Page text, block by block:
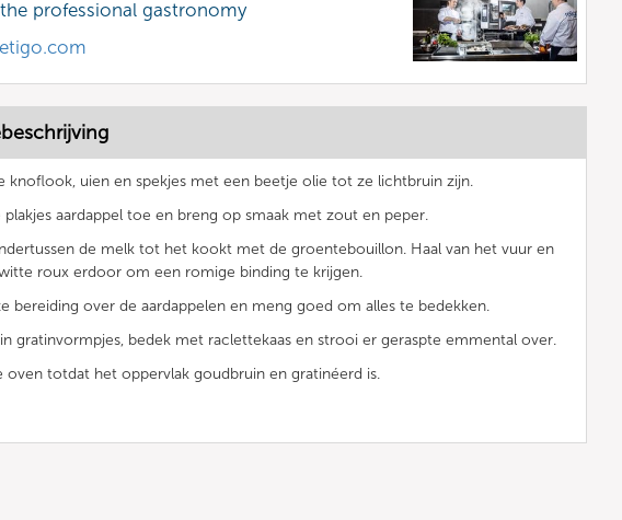
professional gastronomy
knoflook, uien en spekjes met een beetje olie tot ze lichtbruin zijn.
plakjes aardappel toe en breng op smaak met zout en peper.
de melk tot het kookt met de groentebouillon. Haal van het vuur en
roux erdoor om een romige binding te krijgen.
bereiding over de aardappelen en meng goed om alles te bedekken.
gratinvormpjes, bedek met raclettekaas en strooi er geraspte emmental over.
oven totdat het oppervlak goudbruin en gratinéerd is.